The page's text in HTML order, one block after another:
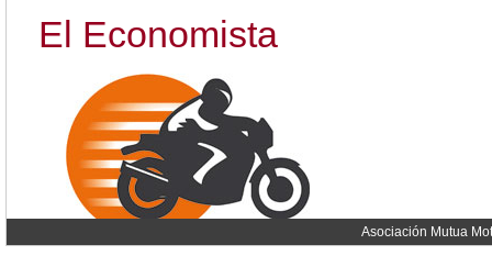
El Economista
Asociación Mutua